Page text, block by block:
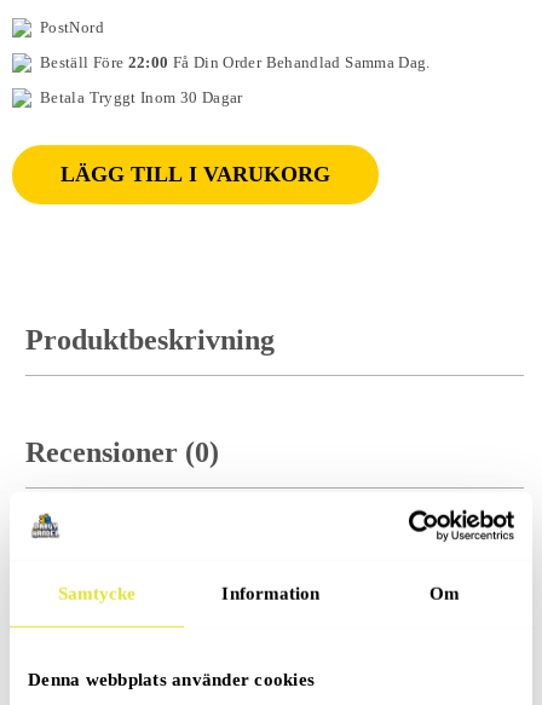
Samtycke Information Om
Denna webbplats använder cookies
PostNord
Beställ Före 22:00 Få Din Order Behandlad Samma Dag.
Betala Tryggt Inom 30 Dagar
LÄGG TILL I VARUKORG
Produktbeskrivning
Recensioner (0)
Relaterade Produkter